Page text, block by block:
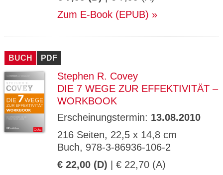
Zum E-Book (EPUB)
BUCH PDF
Stephen R. Covey
DIE 7 WEGE ZUR EFFEKTIVITÄT –
WORKBOOK
Erscheinungstermin: 13.08.2010
216 Seiten, 22,5 x 14,8 cm
Buch, 978-3-86936-106-2
€ 22,00 (D) | € 22,70 (A)